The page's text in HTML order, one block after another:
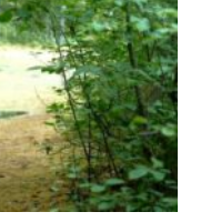
gastronomía